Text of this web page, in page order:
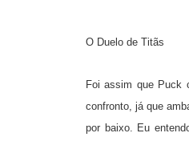
O Duelo de Titãs
Foi assim que Puck
confronto, já que
por baixo. Eu